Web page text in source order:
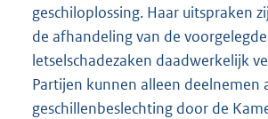
geschiloplossing. Haar uitspraken
de afhandeling van de voorgelegde
letselschadezaken daadwerkelijk
Partijen kunnen alleen deelnemen
geschillenbeslechting door de